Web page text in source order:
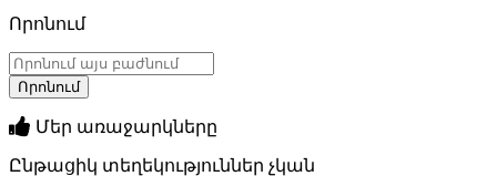
Որոնում
Մեր առաջարկները
Ընթացիկ տեղեկություններ չկան